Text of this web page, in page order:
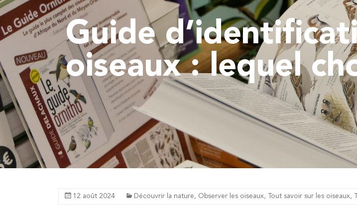
Guide
oiseaux : lequel
12 août 2024 Découvrir la nature, Observer les oiseaux, Tout savoir sur les oiseaux,